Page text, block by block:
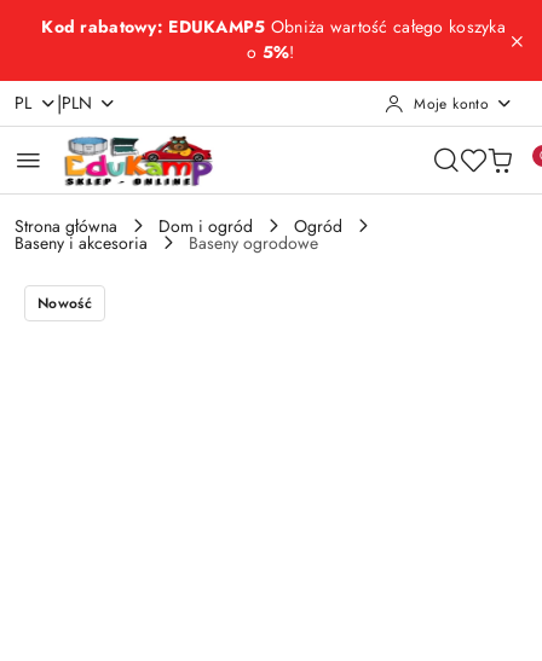
Przejdź do treści głównej
Przejdź do wyszukiwarki
Przejdź do moje konto
Przejdź do menu głównego
Przejdź do opisu produktu
Przejdź do stopki
Kod rabatowy: EDUKAMP5 Obniża wartość całego koszyka
o 5%!
PL |PLN Moje konto
Strona główna Dom i ogród Ogród
Baseny i akcesoria Baseny ogrodowe
Nowość